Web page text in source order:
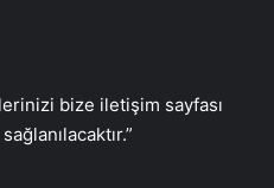
bize iletişim sayfası
kazasında öldü, davul zurna
toprağa verildi